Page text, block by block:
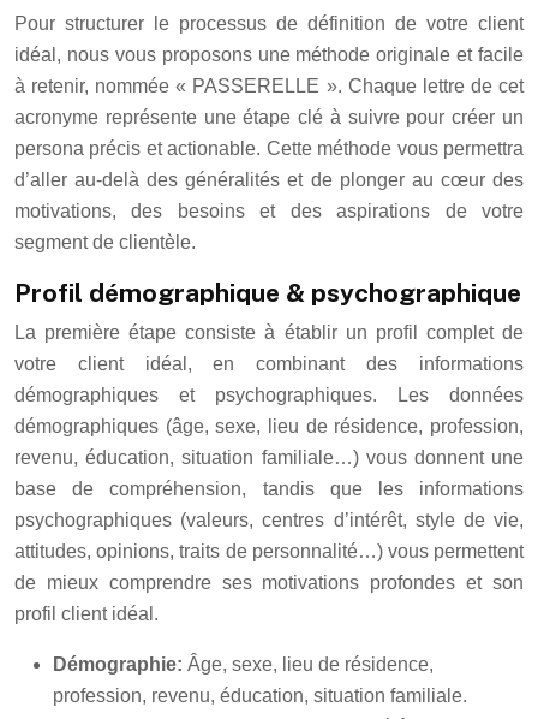
Pour structurer le processus de définition de votre client
idéal, nous vous proposons une méthode originale et facile
à retenir, nommée « PASSERELLE ». Chaque lettre de cet
acronyme représente une étape clé à suivre pour créer un
persona précis et actionable. Cette méthode vous permettra
d’aller au-delà des généralités et de plonger au cœur des
motivations, des besoins et des aspirations de votre
segment de clientèle.
Profil démographique & psychographique
La première étape consiste à établir un profil complet de
votre client idéal, en combinant des informations
démographiques et psychographiques. Les données
démographiques (âge, sexe, lieu de résidence, profession,
revenu, éducation, situation familiale…) vous donnent une
base de compréhension, tandis que les informations
psychographiques (valeurs, centres d’intérêt, style de vie,
attitudes, opinions, traits de personnalité…) vous permettent
de mieux comprendre ses motivations profondes et son
profil client idéal.
Démographie: Âge, sexe, lieu de résidence,
profession, revenu, éducation, situation familiale.